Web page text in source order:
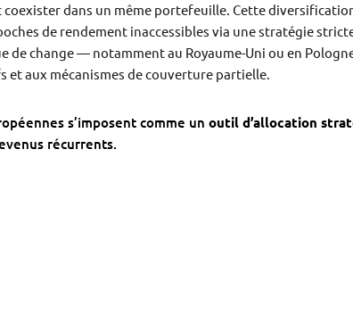
coexister dans un même portefeuille. Cette
de rendement inaccessibles via une stratégie
de change — notamment au Royaume-Uni ou en
et aux mécanismes de couverture partielle.
s’imposent comme un outil d’allocation
récurrents.